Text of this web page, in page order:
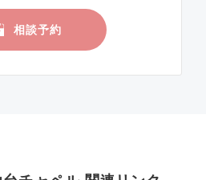
相談予約